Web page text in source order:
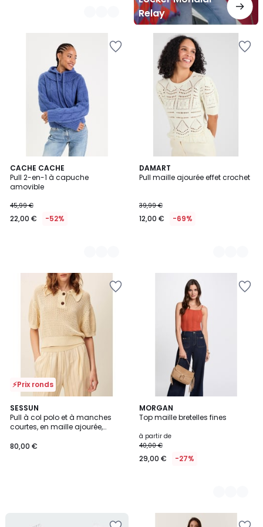
Relay
CACHE CACHE
Pull 2-en-1 à capuche
amovible
45,99 €
22,00 € -52%
2
Couleurs
DAMART
Pull maille ajourée effet crochet
39,99 €
12,00 € -69%
3
Couleurs
⚡Prix ronds
SESSUN
Pull à col polo et à manches
courtes, en maille ajourée,
80,00 €
MORGAN
Top maille bretelles fines
à partir de
40,00 €
29,00 € -27%
3
Couleurs